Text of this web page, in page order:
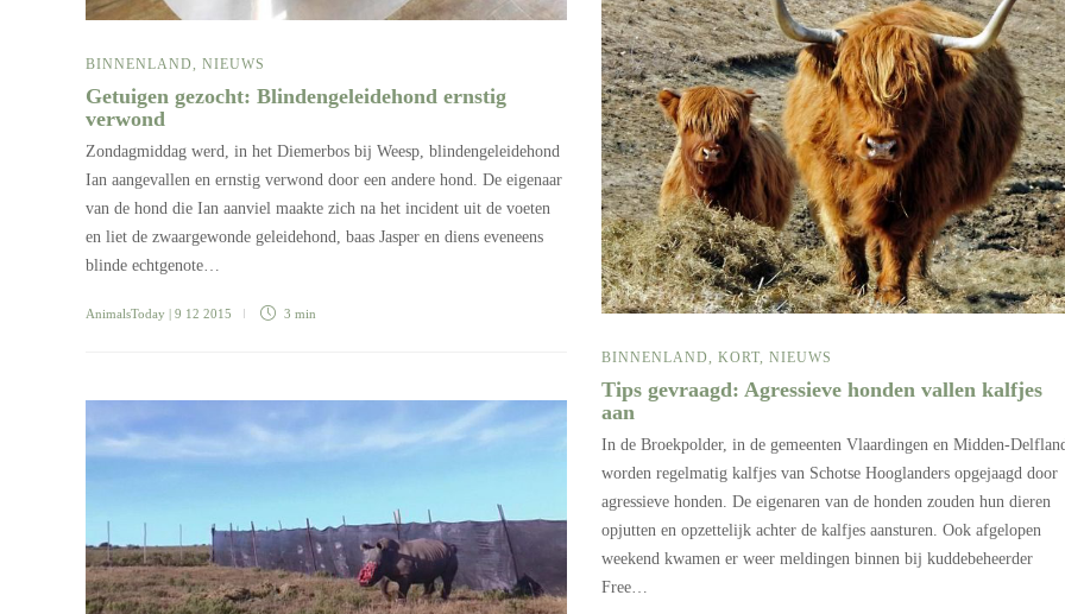
BINNENLAND NIEUWS
Getuigen gezocht: Blindengeleidehond ernstig
verwond
Zondagmiddag werd, in het Diemerbos bij Weesp, blindengeleidehond
Ian aangevallen en ernstig verwond door een andere hond. De eigenaar
van de hond die Ian aanviel maakte zich na het incident uit de voeten
en liet de zwaargewonde geleidehond, baas Jasper en diens eveneens
blinde echtgenote…
AnimalsToday | 9 12 2015 3 min
BINNENLAND KORT NIEUWS
Tips gevraagd: Agressieve honden vallen kalfjes
aan
In de Broekpolder, in de gemeenten Vlaardingen en Midden-
worden regelmatig kalfjes van Schotse Hooglanders opgejaagd door
agressieve honden. De eigenaren van de honden zouden hun dieren
opjutten en opzettelijk achter de kalfjes aansturen. Ook afgelopen
weekend kwamen er weer meldingen binnen bij kuddebeheerder
Free…